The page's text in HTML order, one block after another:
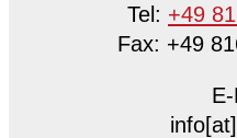
Tel: +49
Fax: +49